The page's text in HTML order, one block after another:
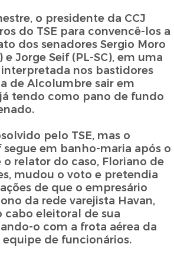
o presidente da CCJ
do TSE para convencê-los a
dos senadores Sergio Moro
e Jorge Seif (PL-SC), em uma
nos bastidores
de Alcolumbre sair em
já tendo como pano de fundo
pelo TSE, mas o
segue em banho-maria após o
o relator do caso, Floriano de
mudou o voto e pretendia
de que o empresário
da rede varejista Havan,
eleitoral de sua
o com a frota aérea da
equipe de funcionários.